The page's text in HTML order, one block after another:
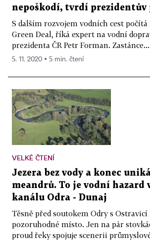
nepoškodí, tvrdí prezidentův
S dalším rozvojem vodních cest počítá
Green Deal, říká expert na vodní
prezidenta ČR Petr Forman. Zastánce...
5. 11. 2020 ▪ 5 min. čtení
VELKÉ ČTENÍ
Jezera bez vody a konec
meandrů. To je vodní hazard
kanálu Odra - Dunaj
Těsně před soutokem Odry s
pozoruhodné místo. Jen na pár
proud řeky spojuje scenerii